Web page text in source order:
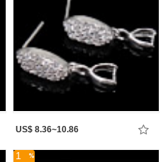
US$ 8.36~10.86
1